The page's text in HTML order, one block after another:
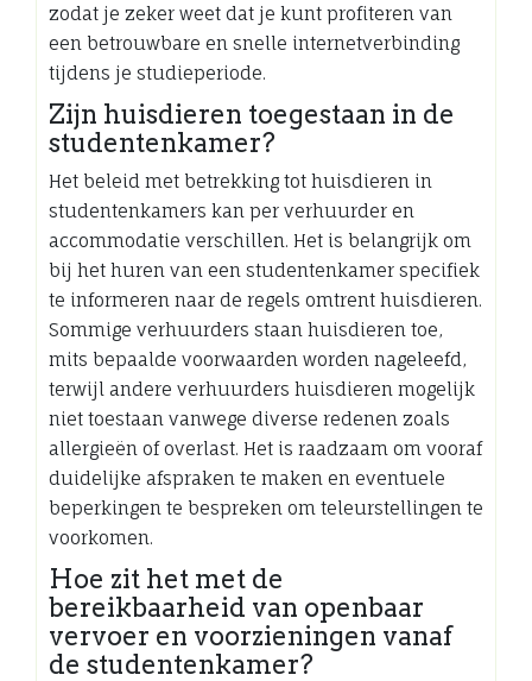
zodat je zeker weet dat je kunt profiteren van
een betrouwbare en snelle internetverbinding
tijdens je studieperiode.
Zijn huisdieren toegestaan in de
studentenkamer?
Het beleid met betrekking tot huisdieren in
studentenkamers kan per verhuurder en
accommodatie verschillen. Het is belangrijk om
bij het huren van een studentenkamer specifiek
te informeren naar de regels omtrent huisdieren.
Sommige verhuurders staan huisdieren toe,
mits bepaalde voorwaarden worden nageleefd,
terwijl andere verhuurders huisdieren mogelijk
niet toestaan vanwege diverse redenen zoals
allergieën of overlast. Het is raadzaam om vooraf
duidelijke afspraken te maken en eventuele
beperkingen te bespreken om teleurstellingen te
voorkomen.
Hoe zit het met de
bereikbaarheid van openbaar
vervoer en voorzieningen vanaf
de studentenkamer?